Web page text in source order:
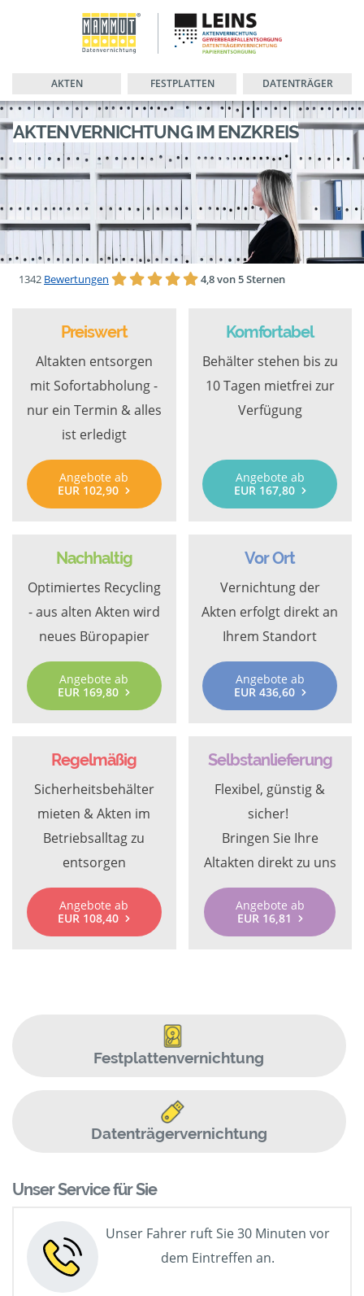
AKTEN FESTPLATTEN DATENTRÄGER
AKTENVERNICHTUNG IM ENZKREIS
1342 Bewertungen 4,8 von 5 Sternen
Preiswert
Altakten entsorgen
mit Sofortabholung -
nur ein Termin & alles
ist erledigt
Angebote ab
EUR 102,90
Komfortabel
Behälter stehen bis zu
10 Tagen mietfrei zur
Verfügung
Angebote ab
EUR 167,80
Nachhaltig
Optimiertes Recycling
- aus alten Akten wird
neues Büropapier
Angebote ab
EUR 169,80
Vor Ort
Vernichtung der
Akten erfolgt direkt an
Ihrem Standort
Angebote ab
EUR 436,60
Regelmäßig
Sicherheitsbehälter
mieten & Akten im
Betriebsalltag zu
entsorgen
Angebote ab
EUR 108,40
Selbstanlieferung
Flexibel, günstig &
sicher!
Bringen Sie Ihre
Altakten direkt zu uns
Angebote ab
EUR 16,81
Festplattenvernichtung
Datenträgervernichtung
Unser Service für Sie
Unser Fahrer ruft Sie 30 Minuten vor
dem Eintreffen an.